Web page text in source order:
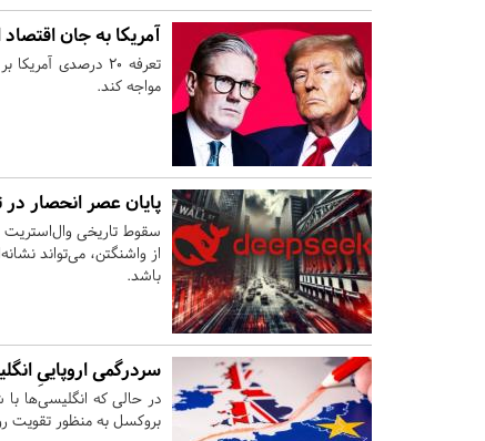
آمریکا به جان اقتصاد
تعرفه ۲۰ درصدی
مواجه کند.
پایان عصر انحصار در
سقوط تاریخی
از واشنگتن، می‌تواند
باشد.
سردرگمی اروپاییِ
در حالی که انگلیسی‌ها با
بروکسل به منظور تقویت